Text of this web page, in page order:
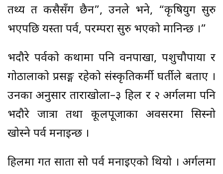
तथ्य त कसैसँग छैन”, उनले भने, “कृषियुग सुरु
भएपछि यस्ता पर्व, परम्परा सुरु भएको मानिन्छ ।”
भदौरे पर्वको कथामा पनि वनपाखा, पशुचौपाया र
गोठालाको प्रसङ्ग रहेको संस्कृतिकर्मी घर्तीले बताए ।
उनका अनुसार ताराखोला–३ हिल र २ अर्गलमा पनि
भदौरे जात्रा तथा कूलपूजाका अवसरमा सिस्नो
खोस्ने पर्व मनाइन्छ ।
हिलमा गत साता सो पर्व मनाइएको थियो । अर्गलमा